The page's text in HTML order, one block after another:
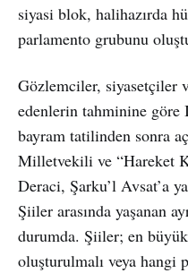
siyasi blok, halihazırda
parlamento grubunu
Gözlemciler, siyasetçiler
edenlerin tahminine
bayram tatilinden sonra
Milletvekili ve “Hareket
Deraci, Şarku’l Avsat’a
Şiiler arasında yaşanan
durumda. Şiiler; en
oluşturulmalı veya hangi